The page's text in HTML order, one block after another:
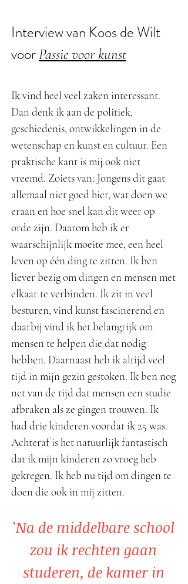
Interview van Koos de Wilt
voorPassie voor kunst
Ik vind heel veel zaken interessant.
Dan denk ik aan de politiek,
geschiedenis, ontwikkelingen in de
wetenschap en kunst en cultuur. Een
praktische kant is mij ook niet
vreemd. Zoiets van: Jongens dit gaat
allemaal niet goed hier, wat doen we
eraan en hoe snel kan dit weer op
orde zijn. Daarom heb ik er
waarschijnlijk moeite mee, een heel
leven op één ding te zitten. Ik ben
liever bezig om dingen en mensen met
elkaar te verbinden. Ik zit in veel
besturen, vind kunst fascinerend en
daarbij vind ik het belangrijk om
mensen te helpen die dat nodig
hebben. Daarnaast heb ik altijd veel
tijd in mijn gezin gestoken. Ik ben nog
net van de tijd dat mensen een studie
afbraken als ze gingen trouwen. Ik
had drie kinderen voordat ik 25 was.
Achteraf is het natuurlijk fantastisch
dat ik mijn kinderen zo vroeg heb
gekregen. Ik heb nu tijd om dingen te
doen die ook in mij zitten.
'Na de middelbare school
zou ik rechten gaan
studeren, de kamer in